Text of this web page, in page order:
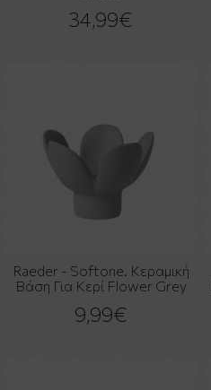
34,99€
Raeder - Softone. Κεραμική
Βάση Για Κερί Flower Grey
9,99€